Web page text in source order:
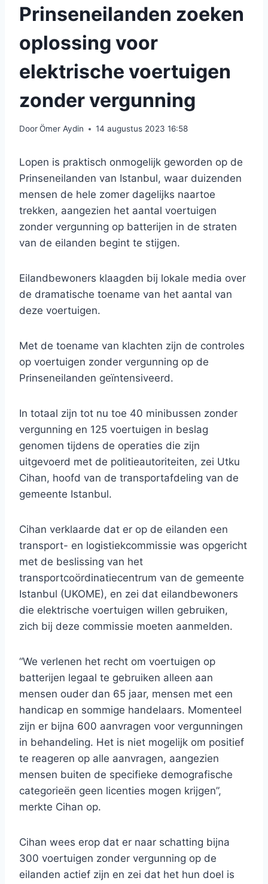
Prinseneilanden zoeken
oplossing voor
elektrische voertuigen
zonder vergunning
DoorÖmer Aydin 14 augustus 2023 16:58
Lopen is praktisch onmogelijk geworden op de
Prinseneilanden van Istanbul, waar duizenden
mensen de hele zomer dagelijks naartoe
trekken, aangezien het aantal voertuigen
zonder vergunning op batterijen in de straten
van de eilanden begint te stijgen.
Eilandbewoners klaagden bij lokale media over
de dramatische toename van het aantal van
deze voertuigen.
Met de toename van klachten zijn de controles
op voertuigen zonder vergunning op de
Prinseneilanden geïntensiveerd.
In totaal zijn tot nu toe 40 minibussen zonder
vergunning en 125 voertuigen in beslag
genomen tijdens de operaties die zijn
uitgevoerd met de politieautoriteiten, zei Utku
Cihan, hoofd van de transportafdeling van de
gemeente Istanbul.
Cihan verklaarde dat er op de eilanden een
transport- en logistiekcommissie was opgericht
met de beslissing van het
transportcoördinatiecentrum van de gemeente
Istanbul (UKOME), en zei dat eilandbewoners
die elektrische voertuigen willen gebruiken,
zich bij deze commissie moeten aanmelden.
“We verlenen het recht om voertuigen op
batterijen legaal te gebruiken alleen aan
mensen ouder dan 65 jaar, mensen met een
handicap en sommige handelaars. Momenteel
zijn er bijna 600 aanvragen voor vergunningen
in behandeling. Het is niet mogelijk om positief
te reageren op alle aanvragen, aangezien
mensen buiten de specifieke demografische
categorieën geen licenties mogen krijgen”,
merkte Cihan op.
Cihan wees erop dat er naar schatting bijna
300 voertuigen zonder vergunning op de
eilanden actief zijn en zei dat het hun doel is